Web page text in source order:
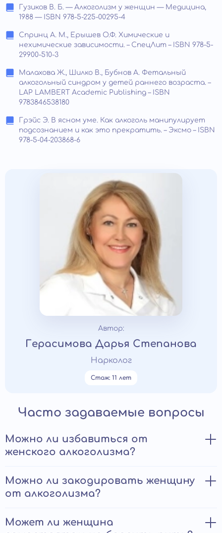
Гузиков В. Б. — Алкоголизм у женщин — Медицина,
1988 — ISBN 978-5-225-00295-4
Спринц А. М., Ерышев О.Ф. Химические и
нехимические зависимости. – СпецЛит – ISBN 978-5-
29900-510-3
Малахова Ж., Шилко В., Бубнов А. Фетальный
алкогольный синдром у детей раннего возраста. –
LAP LAMBERT Academic Publishing – ISBN
9783846538180
Грэйс Э. В ясном уме. Как алкоголь манипулирует
подсознанием и как это прекратить. – Эксмо – ISBN
978-5-04-203868-6
Автор:
Герасимова Дарья Степанова
Нарколог
Стаж: 11 лет
Часто задаваемые вопросы
Можно ли избавиться от
женского алкоголизма?
Избавиться от зависимости возможно, если
начать работу вовремя и выбрать
реагируют на алкоголь иначе, но это не
Можно ли закодировать женщину
от алкоголизма?
Кодирование применяется и у женщин, однако
Может ли женщина